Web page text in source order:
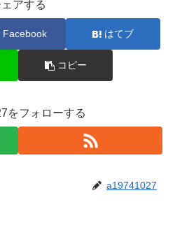
ェアする
Facebook はてブ
コピー
をフォローする
a19741027